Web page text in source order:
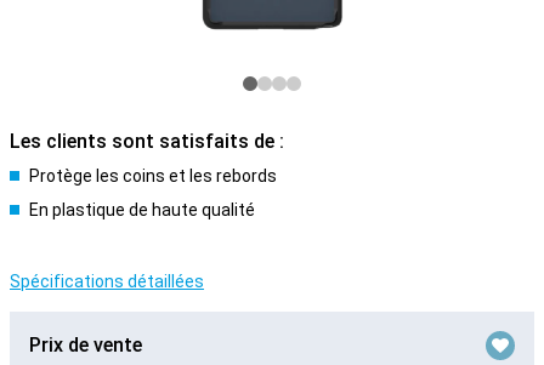
Les clients sont satisfaits de :
Protège les coins et les rebords
En plastique de haute qualité
Spécifications détaillées
Prix de vente